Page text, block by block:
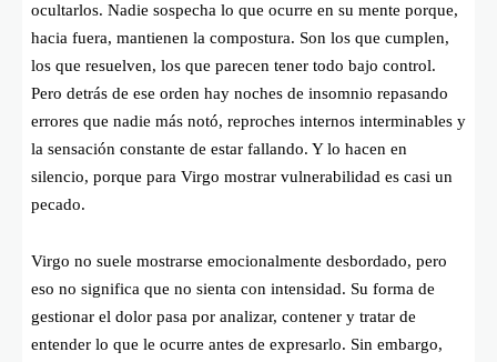
ocultarlos. Nadie sospecha lo que ocurre en su mente porque,
hacia fuera, mantienen la compostura. Son los que cumplen,
los que resuelven, los que parecen tener todo bajo control.
Pero detrás de ese orden hay noches de insomnio repasando
errores que nadie más notó, reproches internos interminables y
la sensación constante de estar fallando. Y lo hacen en
silencio, porque para Virgo mostrar vulnerabilidad es casi un
pecado.
Virgo no suele mostrarse emocionalmente desbordado, pero
eso no significa que no sienta con intensidad. Su forma de
gestionar el dolor pasa por analizar, contener y tratar de
entender lo que le ocurre antes de expresarlo. Sin embargo,